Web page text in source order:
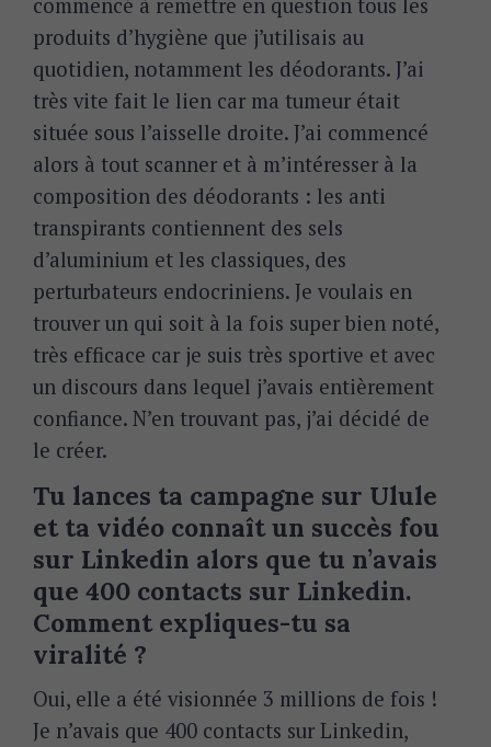
commencé à remettre en question tous les
produits d’hygiène que j’utilisais au
quotidien, notamment les déodorants. J’ai
très vite fait le lien car ma tumeur était
située sous l’aisselle droite. J’ai commencé
alors à tout scanner et à m’intéresser à la
composition des déodorants : les anti
transpirants contiennent des sels
d’aluminium et les classiques, des
perturbateurs endocriniens. Je voulais en
trouver un qui soit à la fois super bien noté,
très efficace car je suis très sportive et avec
un discours dans lequel j’avais entièrement
confiance. N’en trouvant pas, j’ai décidé de
le créer.
Tu lances ta campagne sur Ulule
et ta vidéo connaît un succès fou
sur Linkedin alors que tu n’avais
que 400 contacts sur Linkedin.
Comment expliques-tu sa
viralité ?
Oui, elle a été visionnée 3 millions de fois !
Je n’avais que 400 contacts sur Linkedin,